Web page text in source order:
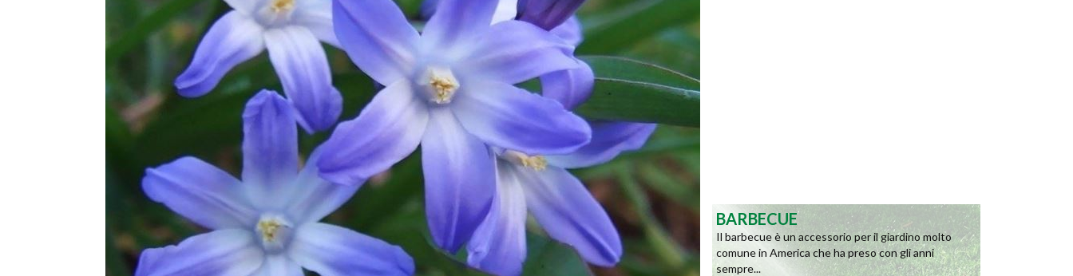
BARBECUE
Il barbecue è un accessorio per il giardino molto
comune in America che ha preso con gli anni
sempre...